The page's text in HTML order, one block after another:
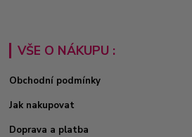
VŠE O NÁKUPU :
Obchodní podmínky
Jak nakupovat
Doprava a platba